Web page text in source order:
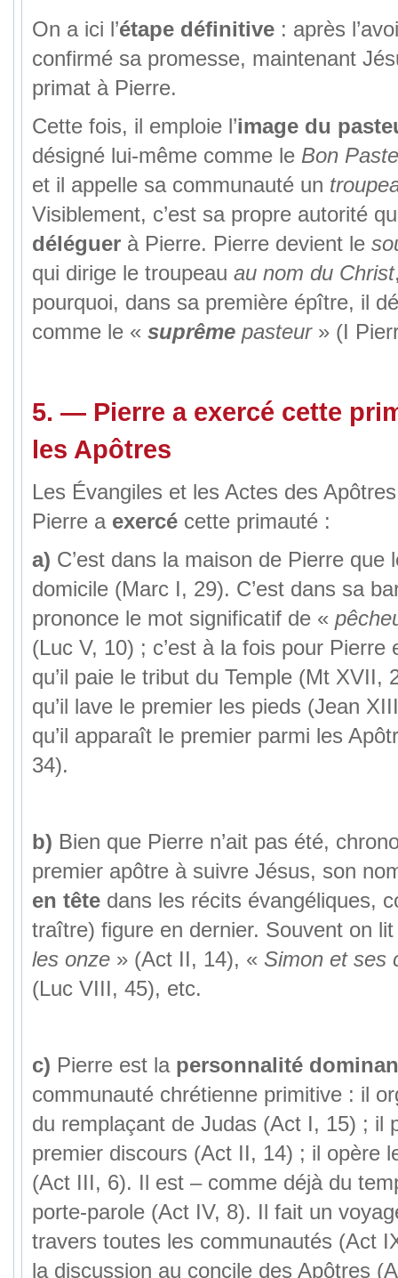
On a ici l’étape définitive: après
confirmé sa promesse, maintenant
primat à Pierre.
Cette fois, il emploie l’image du
désigné lui-même comme le Bon
et il appelle sa communauté un
Visiblement, c’est sa propre autorité
déléguerà Pierre. Pierre devient le
qui dirige le troupeau au nom du Christ
pourquoi, dans sa première épître, il
comme le « suprêmepasteur» (I
5. — Pierre a exercé cette
les Apôtres
Les Évangiles et les Actes des
Pierre a exercécette primauté :
a) C’est dans la maison de Pierre que
domicile (Marc I, 29). C’est dans sa
prononce le mot significatif de «
(Luc V, 10) ; c’est à la fois pour Pierre
qu’il paie le tribut du Temple (Mt XVII,
qu’il lave le premier les pieds (Jean
qu’il apparaît le premier parmi les
34).
b) Bien que Pierre n’ait pas été,
premier apôtre à suivre Jésus, son
en têtedans les récits évangéliques,
traître) figure en dernier. Souvent on
les onze» (Act II, 14), « Simon et ses
(Luc VIII, 45), etc.
c) Pierre est la personnalité
communauté chrétienne primitive : il
du remplaçant de Judas (Act I, 15) ; il
premier discours (Act II, 14) ; il opère
(Act III, 6). Il est – comme déjà du
porte-parole (Act IV, 8). Il fait un
travers toutes les communautés (Act
la discussion au concile des Apôtres